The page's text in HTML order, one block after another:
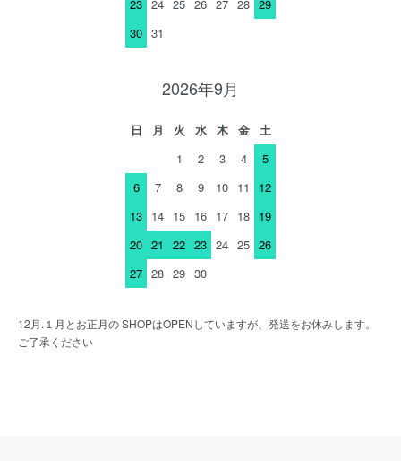
23 24 25 26 27 28 29
30 31
2026年9月
日 月 火 水 木 金
土
1
2 3 4
5
6
7 8 9 10 11
12
13 14 15 16 17 18 19
20 21 22 23 24 25 26
27 28 29 30
12月.１月とお正月の SHOPはOPENしていますが、発送をお休みします。
ご了承ください